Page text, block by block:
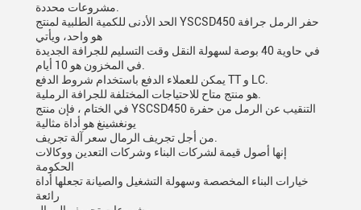
الحد الأدنى للكمية الطلبية لمنتج YSCSD450 حفر الرمل جرافة
هو واحد، ويأتي
في حاوية 40 بوصة لسهولة النقل وقت التسليم للجرافة الجديدة
يمكن للعملاء الدفع باستخدام شروط الدفع TT و LC.
في الختام ، فإن منتج YSCSD450 التنقيب عن الرمل من حفرة
يونغشينغ هو أداة مثالية
إنها أصول قيمة لشركات البناء وشركات التعدين ووكالات
الحكومة
خيارات البناء المخصصة وسهولة التشغيل والصيانة تجعلها أداة
رائعة